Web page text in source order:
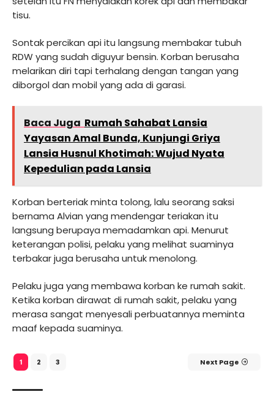
tisu.
Sontak percikan api itu langsung membakar tubuh
RDW yang sudah diguyur bensin. Korban berusaha
melarikan diri tapi terhalang dengan tangan yang
diborgol dan mobil yang ada di garasi.
Baca Juga Rumah Sahabat Lansia
Yayasan Amal Bunda, Kunjungi Griya
Lansia Husnul Khotimah: Wujud Nyata
Kepedulian pada Lansia
Korban berteriak minta tolong, lalu seorang saksi
bernama Alvian yang mendengar teriakan itu
langsung berupaya memadamkan api. Menurut
keterangan polisi, pelaku yang melihat suaminya
terbakar juga berusaha untuk menolong.
Pelaku juga yang membawa korban ke rumah sakit.
Ketika korban dirawat di rumah sakit, pelaku yang
merasa sangat menyesali perbuatannya meminta
maaf kepada suaminya.
1 2 3 Next Page